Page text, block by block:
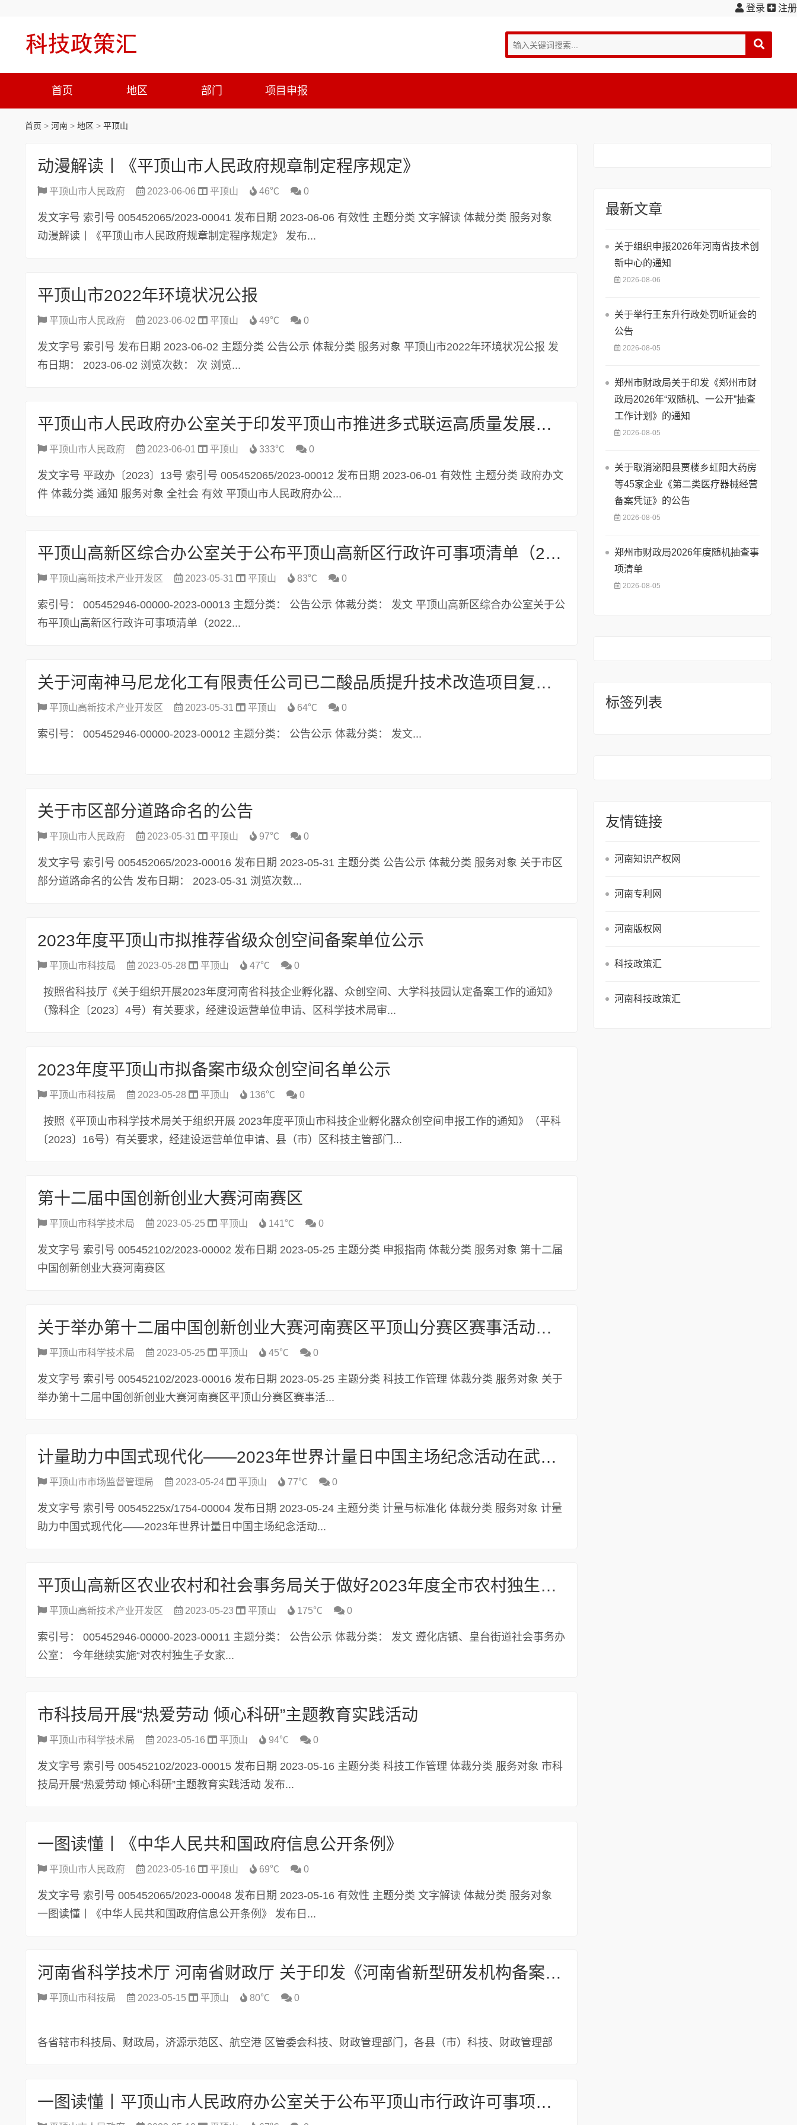
登录 注册
首页 地区 部门 项目申报
首页 > 河南 > 地区 > 平顶山
动漫解读丨《平顶山市人民政府规章制定程序规定》
平顶山市人民政府 2023-06-06 平顶山 46℃ 0
发文字号 索引号 005452065/2023-00041 发布日期 2023-06-06 有效性 主题分类 文字解读 体裁分类 服务对象
动漫解读丨《平顶山市人民政府规章制定程序规定》 发布...
平顶山市2022年环境状况公报
平顶山市人民政府 2023-06-02 平顶山 49℃ 0
发文字号 索引号 发布日期 2023-06-02 主题分类 公告公示 体裁分类 服务对象 平顶山市2022年环境状况公报 发
布日期： 2023-06-02 浏览次数： 次 浏览...
平顶山市人民政府办公室关于印发平顶山市推进多式联运高质量发展优化调整运输结构工作方案（2023—2025年）的通知
平顶山市人民政府 2023-06-01 平顶山 333℃ 0
发文字号 平政办〔2023〕13号 索引号 005452065/2023-00012 发布日期 2023-06-01 有效性 主题分类 政府办文
件 体裁分类 通知 服务对象 全社会 有效 平顶山市人民政府办公...
平顶山高新区综合办公室关于公布平顶山高新区行政许可事项清单（2022年版）的通知（平开综办〔2023〕11号）
平顶山高新技术产业开发区 2023-05-31 平顶山 83℃ 0
索引号： 005452946-00000-2023-00013 主题分类： 公告公示 体裁分类： 发文 平顶山高新区综合办公室关于公
布平顶山高新区行政许可事项清单（2022...
关于河南神马尼龙化工有限责任公司已二酸品质提升技术改造项目复工复产的通知
平顶山高新技术产业开发区 2023-05-31 平顶山 64℃ 0
索引号： 005452946-00000-2023-00012 主题分类： 公告公示 体裁分类： 发文...
关于市区部分道路命名的公告
平顶山市人民政府 2023-05-31 平顶山 97℃ 0
发文字号 索引号 005452065/2023-00016 发布日期 2023-05-31 主题分类 公告公示 体裁分类 服务对象 关于市区
部分道路命名的公告 发布日期： 2023-05-31 浏览次数...
2023年度平顶山市拟推荐省级众创空间备案单位公示
平顶山市科技局 2023-05-28 平顶山 47℃ 0
按照省科技厅《关于组织开展2023年度河南省科技企业孵化器、众创空间、大学科技园认定备案工作的通知》
（豫科企〔2023〕4号）有关要求，经建设运营单位申请、区科学技术局审...
2023年度平顶山市拟备案市级众创空间名单公示
平顶山市科技局 2023-05-28 平顶山 136℃ 0
按照《平顶山市科学技术局关于组织开展 2023年度平顶山市科技企业孵化器众创空间申报工作的通知》（平科
〔2023〕16号）有关要求，经建设运营单位申请、县（市）区科技主管部门...
第十二届中国创新创业大赛河南赛区
平顶山市科学技术局 2023-05-25 平顶山 141℃ 0
发文字号 索引号 005452102/2023-00002 发布日期 2023-05-25 主题分类 申报指南 体裁分类 服务对象 第十二届
中国创新创业大赛河南赛区
关于举办第十二届中国创新创业大赛河南赛区平顶山分赛区赛事活动的通知
平顶山市科学技术局 2023-05-25 平顶山 45℃ 0
发文字号 索引号 005452102/2023-00016 发布日期 2023-05-25 主题分类 科技工作管理 体裁分类 服务对象 关于
举办第十二届中国创新创业大赛河南赛区平顶山分赛区赛事活...
​计量助力中国式现代化——2023年世界计量日中国主场纪念活动在武汉举行
平顶山市市场监督管理局 2023-05-24 平顶山 77℃ 0
发文字号 索引号 00545225x/1754-00004 发布日期 2023-05-24 主题分类 计量与标准化 体裁分类 服务对象 ​计量
助力中国式现代化——2023年世界计量日中国主场纪念活动...
平顶山高新区农业农村和社会事务局关于做好2023年度全市农村独生子女家庭和双女户家庭子女中招加分申报确认工作的通知
平顶山高新技术产业开发区 2023-05-23 平顶山 175℃ 0
索引号： 005452946-00000-2023-00011 主题分类： 公告公示 体裁分类： 发文 遵化店镇、皇台街道社会事务办
公室： 今年继续实施“对农村独生子女家...
市科技局开展“热爱劳动 倾心科研”主题教育实践活动
平顶山市科学技术局 2023-05-16 平顶山 94℃ 0
发文字号 索引号 005452102/2023-00015 发布日期 2023-05-16 主题分类 科技工作管理 体裁分类 服务对象 市科
技局开展“热爱劳动 倾心科研”主题教育实践活动 发布...
一图读懂丨《中华人民共和国政府信息公开条例》
平顶山市人民政府 2023-05-16 平顶山 69℃ 0
发文字号 索引号 005452065/2023-00048 发布日期 2023-05-16 有效性 主题分类 文字解读 体裁分类 服务对象
一图读懂丨《中华人民共和国政府信息公开条例》 发布日...
河南省科学技术厅 河南省财政厅 关于印发《河南省新型研发机构备案和绩效考核办法》的通知
平顶山市科技局 2023-05-15 平顶山 80℃ 0
各省辖市科技局、财政局，济源示范区、航空港 区管委会科技、财政管理部门，各县（市）科技、财政管理部
一图读懂丨平顶山市人民政府办公室关于公布平顶山市行政许可事项清单（2022年版）的通知
最新文章
关于组织申报2026年河南省技术创
新中心的通知
2026-08-06
关于举行王东升行政处罚听证会的
公告
2026-08-05
郑州市财政局关于印发《郑州市财
政局2026年“双随机、一公开”抽查
工作计划》的通知
2026-08-05
关于取消泌阳县贾楼乡虹阳大药房
等45家企业《第二类医疗器械经营
备案凭证》的公告
2026-08-05
郑州市财政局2026年度随机抽查事
项清单
2026-08-05
标签列表
友情链接
河南知识产权网
河南专利网
河南版权网
科技政策汇
河南科技政策汇